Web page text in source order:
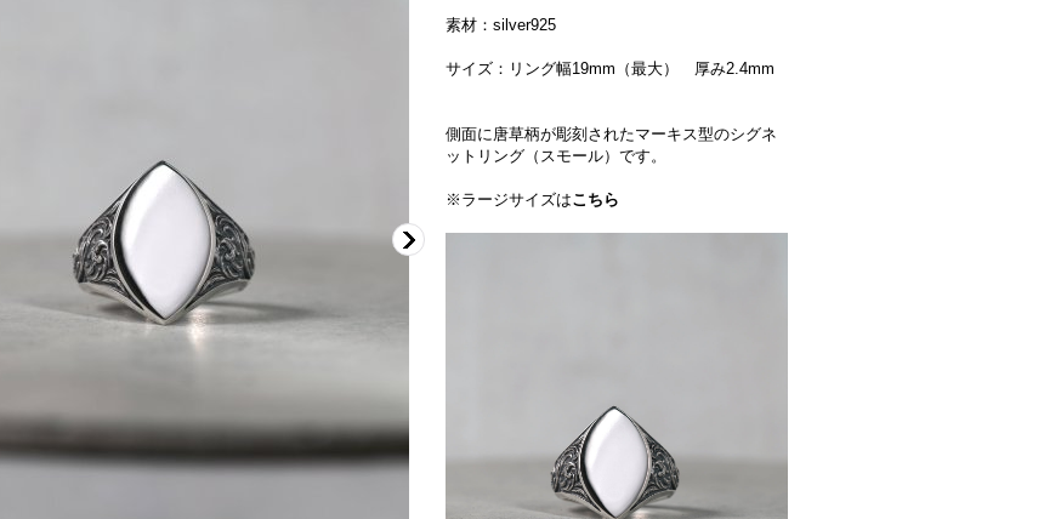
素材：silver925
サイズ：リング幅19mm（最大） 厚み2.4mm
側面に唐草柄が彫刻されたマーキス型のシグネ
ットリング（スモール）です。
※ラージサイズはこちら